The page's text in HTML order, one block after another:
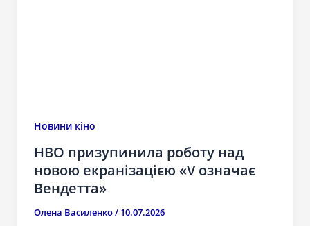
Новини кіно
HBO призупинила роботу над
новою екранізацією «V означає
Вендетта»
Олена Василенко/ 10.07.2026